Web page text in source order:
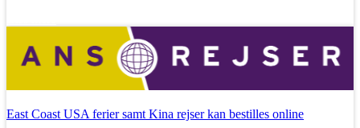
East Coast USA ferier samt Kina rejser kan bestilles online